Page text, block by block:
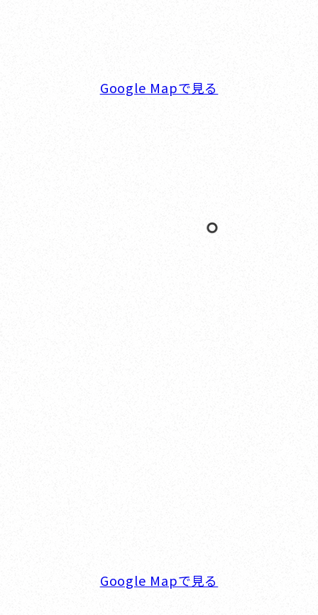
Google Mapで見る
Google Mapで見る